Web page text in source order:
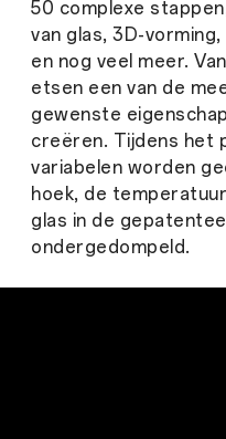
50 complexe
van glas, 3D-
en nog veel meer.
etsen een van de
gewenste
creëren. Tijdens het
variabelen worden
hoek, de
glas in de
ondergedompeld.